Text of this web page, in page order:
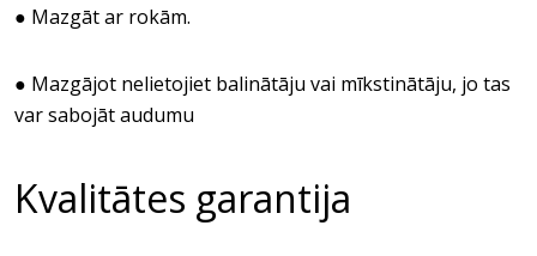
● Mazgāt ar rokām.
● Mazgājot nelietojiet balinātāju vai mīkstinātāju, jo tas
var sabojāt audumu
Kvalitātes garantija